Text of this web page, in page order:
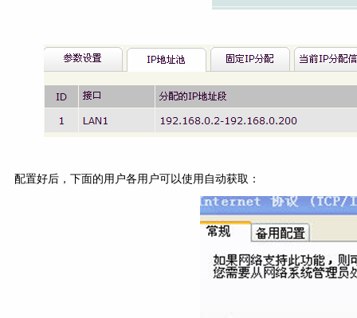
配置好后，下面的用户各用户可以使用自动获取：